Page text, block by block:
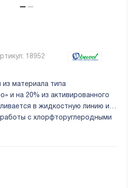
18952
из материала типа
и на 20% из активированного
в жидкостную линию и
с хлорфторуглеродными
(ГХФУ)